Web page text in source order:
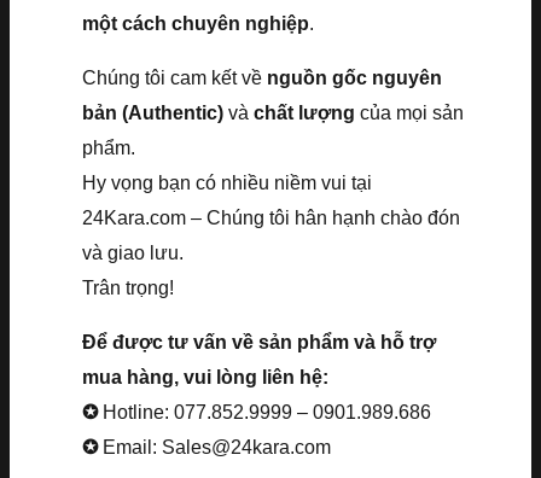
một cách chuyên nghiệp.
Chúng tôi cam kết về nguồn gốc nguyên
bản (Authentic) và chất lượng của mọi sản
phẩm.
Hy vọng bạn có nhiều niềm vui tại
24Kara.com – Chúng tôi hân hạnh chào đón
và giao lưu.
Trân trọng!
Để được tư vấn về sản phẩm và hỗ trợ
mua hàng, vui lòng liên hệ:
✪ Hotline: 077.852.9999 – 0901.989.686
✪ Email: Sales@24kara.com